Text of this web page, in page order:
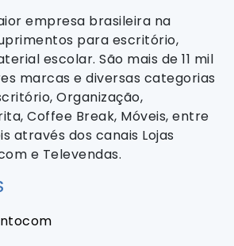
empresa brasileira na
para escritório,
escolar. São mais de 11 mil
marcas e diversas categorias
Organização,
Coffee Break, Móveis, entre
através dos canais Lojas
e Televendas.